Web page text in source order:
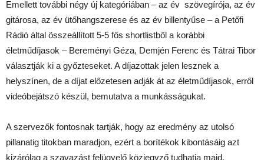
Emellett további négy új kategóriában – az év szövegírója, az év
gitárosa, az év ütőhangszerese és az év billentyűse – a Petőfi
Rádió által összeállított 5-5 fős shortlistből a korábbi
életműdíjasok – Bereményi Géza, Demjén Ferenc és Tátrai Tibor
választják ki a győzteseket. A díjazottak jelen lesznek a
helyszínen, de a díjat előzetesen adják át az életműdíjasok, erről
videóbejátszó készül, bemutatva a munkásságukat.
A szervezők fontosnak tartják, hogy az eredmény az utolsó
pillanatig titokban maradjon, ezért a borítékok kibontásáig azt
kizárólag a szavazást felügyelő közjegyző tudhatja majd.